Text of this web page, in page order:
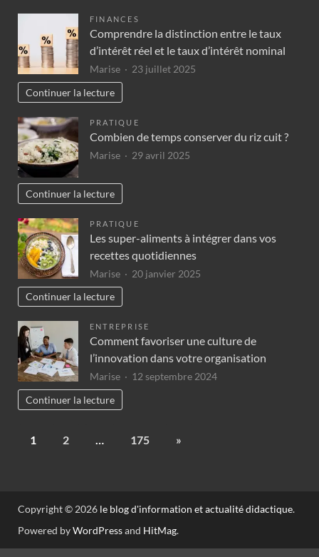
FINANCES
Comprendre la distinction entre le taux
d’intérêt réel et le taux d’intérêt nominal
Marise
23 juillet 2025
Continuer la lecture
PRATIQUE
Combien de temps conserver du riz cuit ?
Marise 29 avril 2025
Continuer la lecture
PRATIQUE
Les super-aliments à intégrer dans vos
recettes quotidiennes
Marise
20 janvier 2025
Continuer la lecture
ENTREPRISE
Comment favoriser une culture de
l’innovation dans votre organisation
Marise
12 septembre 2024
Continuer la lecture
1 2 … 175 »
Copyright © 2026 le blog d'information et actualité didactique.
Powered byWordPressand HitMag.